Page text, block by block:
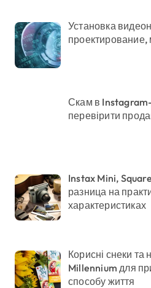
Установка
проектирование,
Скам в
перевірити
Instax Mini,
разница на
характеристиках
Корисні снеки та
Millennium для
способу життя